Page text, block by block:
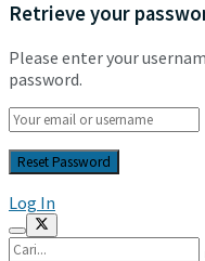
Retrieve your
Please enter your
password.
Log In